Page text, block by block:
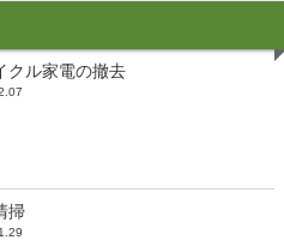
クル家電の撤去
掃